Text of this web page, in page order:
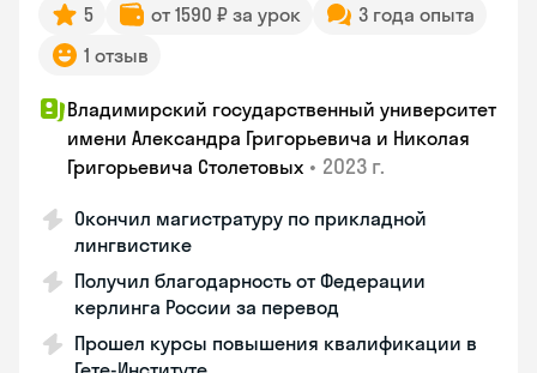
5 от 1590 ₽ за урок
3 года опыта
1 отзыв
Владимирский государственный университет
имени Александра Григорьевича и Николая
Григорьевича Столетовых • 2023 г.
Окончил магистратуру по прикладной
лингвистике
Получил благодарность от Федерации
керлинга России за перевод
Прошел курсы повышения квалификации в